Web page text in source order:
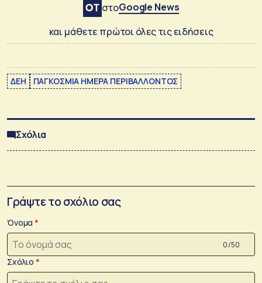
στοGoogle News
και μάθετε πρώτοι όλες τις ειδήσεις
ΔΕΗ ΠΑΓΚΟΣΜΙΑ ΗΜΕΡΑ ΠΕΡΙΒΑΛΛΟΝΤΟΣ
Σχόλια
Γράψτε το σχόλιο σας
Όνομα
0 /50
Σχόλιο